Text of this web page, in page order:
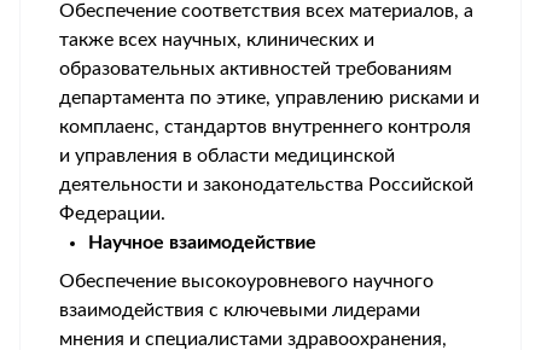
Обеспечение соответствия всех материалов, а
также всех научных, клинических и
образовательных активностей требованиям
департамента по этике, управлению рисками и
комплаенс, стандартов внутреннего контроля
и управления в области медицинской
деятельности и законодательства Российской
Федерации.
Научное взаимодействие
Обеспечение высокоуровневого научного
взаимодействия с ключевыми лидерами
мнения и специалистами здравоохранения,